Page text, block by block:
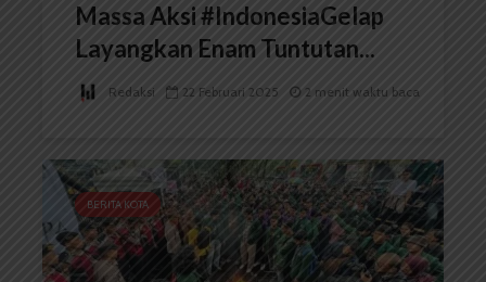
Massa Aksi #IndonesiaGelap
Layangkan Enam Tuntutan...
Redaksi 22 Februari 2025 2 menit waktu baca
BERITA KOTA